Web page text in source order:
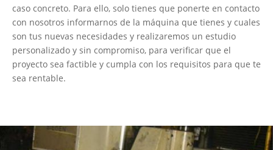
caso concreto. Para ello, solo tienes que ponerte en contacto
con nosotros informarnos de la máquina que tienes y cuales
son tus nuevas necesidades y realizaremos un estudio
personalizado y sin compromiso, para verificar que el
proyecto sea factible y cumpla con los requisitos para que te
sea rentable.